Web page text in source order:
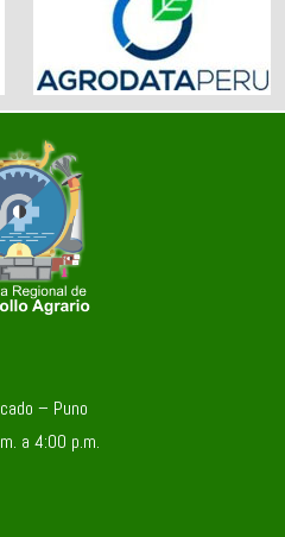
– Puno
a 4:00 p.m.